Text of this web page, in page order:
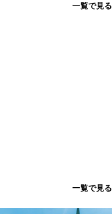
一覧で見る
一覧で見る